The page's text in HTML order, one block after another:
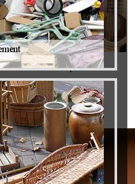
de musique 79
antiquité 79